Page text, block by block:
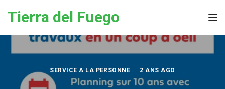
Tierra del Fuego
SERVICE A LA PERSONNE 2 ANS AGO